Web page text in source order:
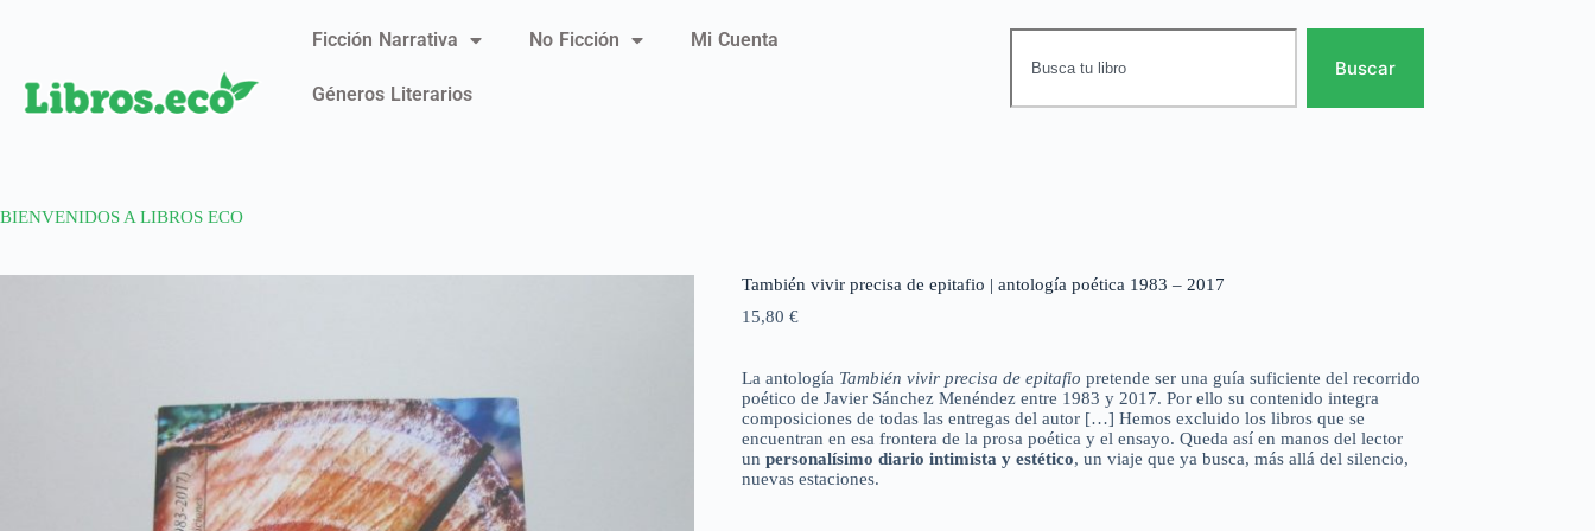
Ficción Narrativa No Ficción Mi Cuenta
Géneros Literarios
Buscar
BIENVENIDOS A LIBROS ECO
También vivir precisa de epitafio | antología poética 1983 – 2017
15,80 €
La antología También vivir precisa de epitafio pretende ser una guía suficiente del recorrido
poético de Javier Sánchez Menéndez entre 1983 y 2017. Por ello su contenido integra
composiciones de todas las entregas del autor […] Hemos excluido los libros que se
encuentran en esa frontera de la prosa poética y el ensayo. Queda así en manos del lector
un personalísimo diario intimista y estético, un viaje que ya busca, más allá del silencio,
nuevas estaciones.